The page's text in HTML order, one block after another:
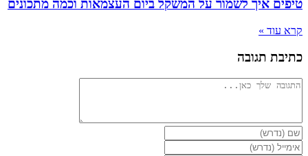
טיפים איך לשמור על המשקל ביום העצמאות וכמה מתכונים
קרא עוד »
כתיבת תגובה
להגיב
הזן
את
הזן